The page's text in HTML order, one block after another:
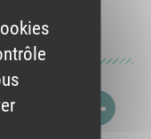
-